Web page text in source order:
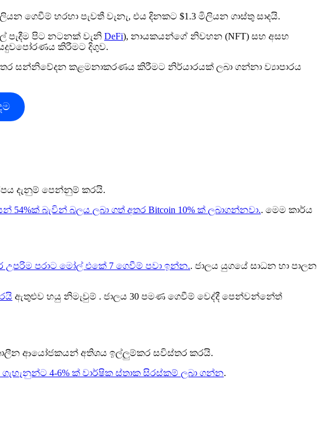
ගෙවීම් හරහා පැවතී වැනැ, එය දිනකට $1.3 මිලියන ගාස්තු සාදයි.
පැදීම පිට නටනක් වැනි DeFi), නායකයන්ගේ නිවහන (NFT) සහ අසහ
කිරීමට දිගුව.
සන්නිවේදන කළමනාකරණය කිරීමට නිර්යාරයක් ලබා ගන්නා ව්‍යාපාරය
දැනුම් පෙන්නුම් කරයි.
බැවින් බලය ලබා ගත් අතර Bitcoin 10% ක් ලබාගන්නවා.. මෙම කාර්ය
උපරිම පරාට මෝල් එකේ 7 ගෙවීම් පවා ඉන්න.. ජාලය යුගයේ සාධන හා පාලන
ඇතුළුව හයු නිමැවුම් . ජාලය 30 පමණ ගෙවීම් වෙද්දී පෙන්වන්නේත්
ආයෝජකයන් අතිශය ඉල්ලුම්කර සවිස්තර කරයි.
ගැහැනුන්ට 4-6% ක් වාර්ෂික ස්තාක සිරස්කම් ලබා ගන්න.